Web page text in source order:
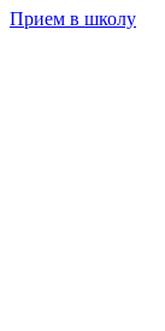
Прием в школу